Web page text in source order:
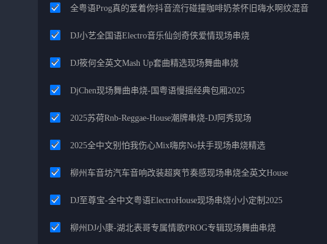
全粤语Prog真的爱着你抖音流行碰撞咖啡奶茶怀旧嗨水啊纹混音
DJ小艺全国语Electro音乐仙剑奇侠爱情现场串烧
DJ筱何全英文Mash Up套曲精选现场舞曲串烧
DjChen现场舞曲串烧-国粤语慢摇经典包厢2025
2025苏荷Rnb-Reggae-House潮牌串烧-DJ阿秀现场
2025全中文别怕我伤心Mix嗨房No扶手现场串烧精选
柳州车音坊汽车音响改装超爽节奏感现场串烧全英文House
DJ至尊宝-全中文粤语ElectroHouse现场串烧小小定制2025
柳州DJ小康-湖北表哥专属情歌PROG专辑现场舞曲串烧